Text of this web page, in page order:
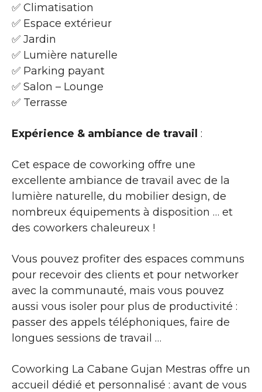
✅ Climatisation
✅ Espace extérieur
✅ Jardin
✅ Lumière naturelle
✅ Parking payant
✅ Salon – Lounge
✅ Terrasse
Expérience & ambiance de travail :
Cet espace de coworking offre une
excellente ambiance de travail avec de la
lumière naturelle, du mobilier design, de
nombreux équipements à disposition … et
des coworkers chaleureux !
Vous pouvez profiter des espaces communs
pour recevoir des clients et pour networker
avec la communauté, mais vous pouvez
aussi vous isoler pour plus de productivité :
passer des appels téléphoniques, faire de
longues sessions de travail …
Coworking La Cabane Gujan Mestras offre un
accueil dédié et personnalisé : avant de vous